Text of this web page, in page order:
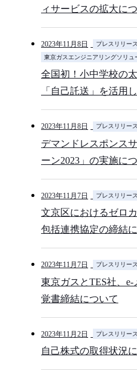
ィサービスの拡大に
2023年11月8日 プレスリリース
東京ガスエンジニアリングソリュ
全国初！小中学校の
「自己託送」を活用
2023年11月8日 プレスリリース
デマンドレスポンス
ーン2023」の実施に
2023年11月7日 プレスリリース
文京区におけるゼロ
包括連携協定の締結
2023年11月7日 プレスリリース
東京ガスとTES社、
覚書締結について
2023年11月2日 プレスリリース
自己株式の取得状況